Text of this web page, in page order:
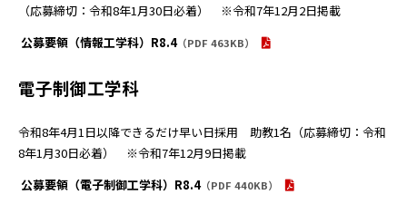
（応募締切：令和8年1月30日必着） ※令和7年12月2日掲載
公募要領（情報工学科）R8.4（PDF 463KB）
電子制御工学科
令和8年4月1日以降できるだけ早い日採用 助教1名（応募締切：令和
8年1月30日必着） ※令和7年12月9日掲載
公募要領（電子制御工学科）R8.4（PDF 440KB）